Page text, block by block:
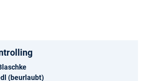
(beurlaubt)